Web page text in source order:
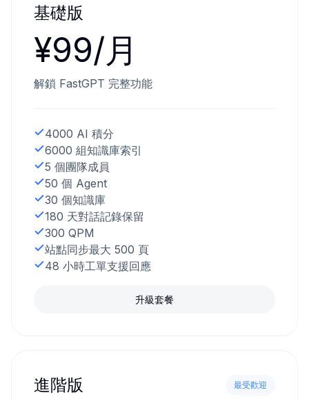
基礎版
¥99/月
解鎖 FastGPT 完整功能
4000 AI 積分
6000 組知識庫索引
5 個團隊成員
50 個 Agent
30 個知識庫
180 天對話記錄保留
300 QPM
站點同步最大 500 頁
48 小時工單支援回應
升級套餐
進階版 最受歡迎